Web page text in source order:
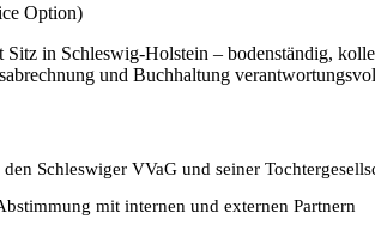
Option)
Sitz in Schleswig-Holstein – bodenständig,
und Buchhaltung
Schleswiger VVaG und seiner
mit internen und externen Partnern